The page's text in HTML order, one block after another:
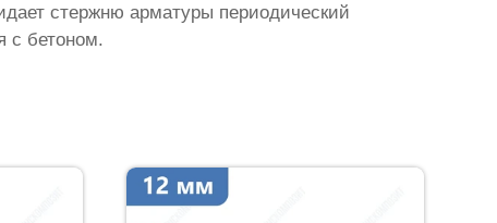
стержню арматуры периодический
с бетоном.